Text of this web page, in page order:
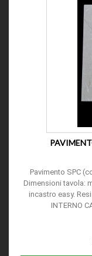
Pavimento SPC
Dimensioni tavola:
incastro easy.
INTERNO